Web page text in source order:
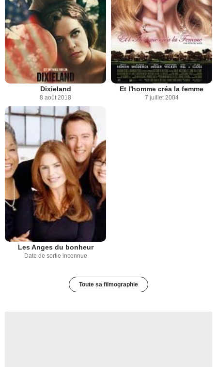
Dixieland
8 août 2018
Et l'homme créa la femme
7 juillet 2004
Les Anges du bonheur
Date de sortie inconnue
Toute sa filmographie